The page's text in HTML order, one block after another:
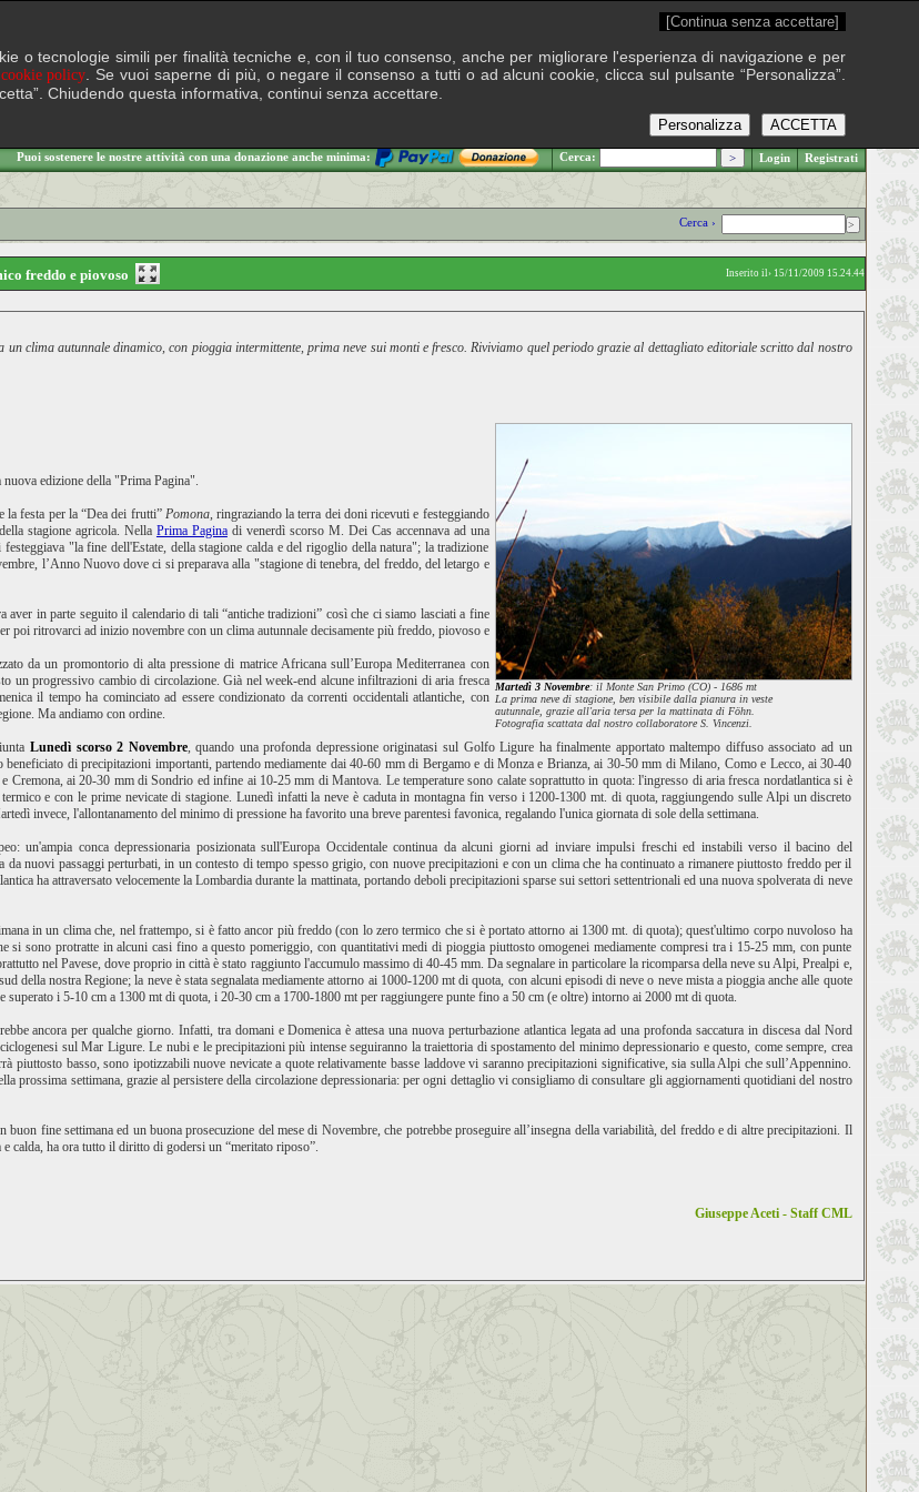
.: Sabato 8 agosto 2026
Puoi sostenere le nostre attività con una donazione anche minima: Cerca: Login Registrati
Cerca ›
freddo e piovoso Inserito il› 15/11/2009 15.24.44
clima autunnale dinamico, con pioggia intermittente, prima neve sui monti e fresco. Riviviamo quel periodo grazie al dettagliato editoriale scritto dal nostro
Martedì 3 Novembre: il Monte San Primo (CO) - 1686 mt
La prima neve di stagione, ben visibile dalla pianura in veste
autunnale, grazie all'aria tersa per la mattinata di Föhn.
Fotografia scattata dal nostro collaboratore S. Vincenzi.
edizione della "Prima Pagina".
la festa per la “Dea dei frutti” Pomona, ringraziando la terra dei doni ricevuti e festeggiando
stagione agricola. Nella Prima Paginadi venerdì scorso M. Dei Cas accennava ad una
"la fine dell'Estate, della stagione calda e del rigoglio della natura"; la tradizione
l’Anno Nuovo dove ci si preparava alla "stagione di tenebra, del freddo, del letargo e
aver in parte seguito il calendario di tali “antiche tradizioni” così che ci siamo lasciati a fine
poi ritrovarci ad inizio novembre con un clima autunnale decisamente più freddo, piovoso e
da un promontorio di alta pressione di matrice Africana sull’Europa Mediterranea con
un progressivo cambio di circolazione. Già nel week-end alcune infiltrazioni di aria fresca
il tempo ha cominciato ad essere condizionato da correnti occidentali atlantiche, con
Ma andiamo con ordine.
Lunedì scorso 2 Novembre, quando una profonda depressione originatasi sul Golfo Ligure ha finalmente apportato maltempo diffuso associato ad un
beneficiato di precipitazioni importanti, partendo mediamente dai 40-60 mm di Bergamo e di Monza e Brianza, ai 30-50 mm di Milano, Como e Lecco, ai 30-40
ai 20-30 mm di Sondrio ed infine ai 10-25 mm di Mantova. Le temperature sono calate soprattutto in quota: l'ingresso di aria fresca nordatlantica si è
e con le prime nevicate di stagione. Lunedì infatti la neve è caduta in montagna fin verso i 1200-1300 mt. di quota, raggiungendo sulle Alpi un discreto
invece, l'allontanamento del minimo di pressione ha favorito una breve parentesi favonica, regalando l'unica giornata di sole della settimana.
un'ampia conca depressionaria posizionata sull'Europa Occidentale continua da alcuni giorni ad inviare impulsi freschi ed instabili verso il bacino del
da nuovi passaggi perturbati, in un contesto di tempo spesso grigio, con nuove precipitazioni e con un clima che ha continuato a rimanere piuttosto freddo per il
ha attraversato velocemente la Lombardia durante la mattinata, portando deboli precipitazioni sparse sui settori settentrionali ed una nuova spolverata di neve
in un clima che, nel frattempo, si è fatto ancor più freddo (con lo zero termico che si è portato attorno ai 1300 mt. di quota); quest'ultimo corpo nuvoloso ha
si sono protratte in alcuni casi fino a questo pomeriggio, con quantitativi medi di pioggia piuttosto omogenei mediamente compresi tra i 15-25 mm, con punte
nel Pavese, dove proprio in città è stato raggiunto l'accumulo massimo di 40-45 mm. Da segnalare in particolare la ricomparsa della neve su Alpi, Prealpi e,
della nostra Regione; la neve è stata segnalata mediamente attorno ai 1000-1200 mt di quota, con alcuni episodi di neve o neve mista a pioggia anche alle quote
i 5-10 cm a 1300 mt di quota, i 20-30 cm a 1700-1800 mt per raggiungere punte fino a 50 cm (e oltre) intorno ai 2000 mt di quota.
ancora per qualche giorno. Infatti, tra domani e Domenica è attesa una nuova perturbazione atlantica legata ad una profonda saccatura in discesa dal Nord
sul Mar Ligure. Le nubi e le precipitazioni più intense seguiranno la traiettoria di spostamento del minimo depressionario e questo, come sempre, crea
piuttosto basso, sono ipotizzabili nuove nevicate a quote relativamente basse laddove vi saranno precipitazioni significative, sia sulla Alpi che sull’Appennino.
prossima settimana, grazie al persistere della circolazione depressionaria: per ogni dettaglio vi consigliamo di consultare gli aggiornamenti quotidiani del nostro
fine settimana ed un buona prosecuzione del mese di Novembre, che potrebbe proseguire all’insegna della variabilità, del freddo e di altre precipitazioni. Il
calda, ha ora tutto il diritto di godersi un “meritato riposo”.
Giuseppe Aceti - Staff CML
[Continua senza accettare]
o tecnologie simili per finalità tecniche e, con il tuo consenso, anche per migliorare l'esperienza di navigazione e per
cookie policy . Se vuoi saperne di più, o negare il consenso a tutti o ad alcuni cookie, clicca sul pulsante “Personalizza”.
Chiudendo questa informativa, continui senza accettare.
ACCETTA
Personalizza